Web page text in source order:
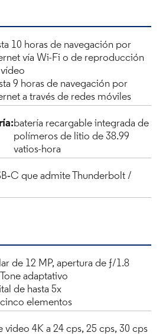
10 horas de navegación por
vía Wi-Fi o de reproducción
9 horas de navegación por
a través de redes móviles
batería recargable integrada de
polímeros de litio de 38.99
vatios-hora
que admite Thunderbolt /
de 12 MP, apertura de ƒ/1.8
adaptativo
de hasta 5x
elementos
video 4K a 24 cps, 25 cps, 30 cps